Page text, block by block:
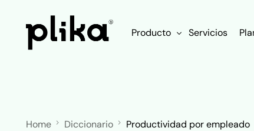
Producto
Integraciones
Servicios
Home Diccionario Productividad por empleado